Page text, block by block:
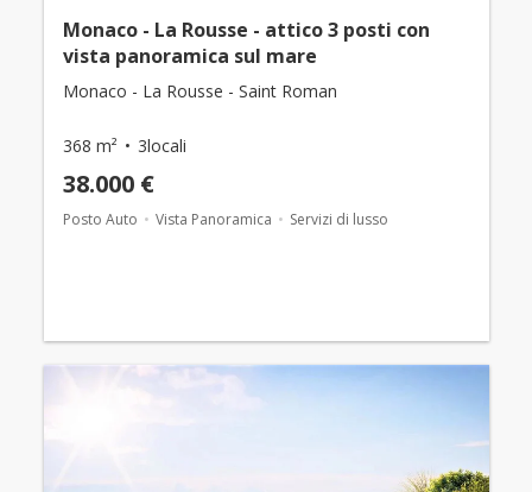
Monaco - La Rousse - attico 3 posti con
vista panoramica sul mare
Monaco - La Rousse - Saint Roman
368 m² 3locali
38.000 €
Posto Auto Vista Panoramica Servizi di lusso